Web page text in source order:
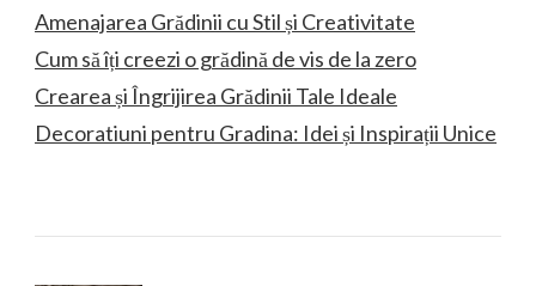
Amenajarea Grădinii cu Stil și Creativitate
Cum să îți creezi o grădină de vis de la zero
Crearea și Îngrijirea Grădinii Tale Ideale
Decoratiuni pentru Gradina: Idei și Inspirații Unice